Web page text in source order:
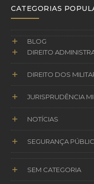
CATEGORIAS
BLOG
DIREITO
DIREITO DOS
JURISPRUDÊNCIA
NOTÍCIAS
SEGURANÇA
SEM CATEGORIA